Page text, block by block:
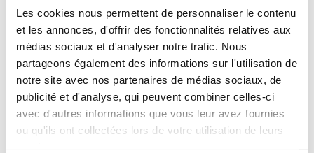
Les cookies nous permettent de personnaliser le contenu
et les annonces, d'offrir des fonctionnalités relatives aux
médias sociaux et d'analyser notre trafic. Nous
partageons également des informations sur l'utilisation de
notre site avec nos partenaires de médias sociaux, de
publicité et d'analyse, qui peuvent combiner celles-ci
avec d'autres informations que vous leur avez fournies
ou qu'ils ont collectées lors de votre utilisation de leurs
statuts. (C’est à mettre en lien avec une proportion plus
élevée de “working poor”). Cette proportion est plus
faible en Europe, autour de 15%.
Mais les freelances continuent de ne pas avoir accès à
de nombreuses protections élémentaires comme
l’accès à une assurance prévoyance ou invalidité. S’ils
n’ont plus d’activité à cause d’un problème de santé, ils
sont plus exposés à la précarité. Cela devrait les obliger